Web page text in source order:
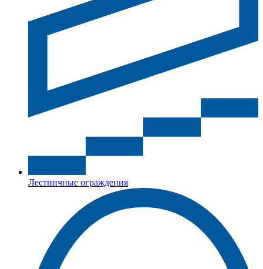
Лестничные ограждения